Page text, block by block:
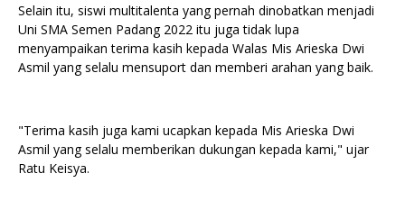
Selain itu, siswi multitalenta yang pernah dinobatkan menjadi
Uni SMA Semen Padang 2022 itu juga tidak lupa
menyampaikan terima kasih kepada Walas Mis Arieska Dwi
Asmil yang selalu mensuport dan memberi arahan yang baik.
"Terima kasih juga kami ucapkan kepada Mis Arieska Dwi
Asmil yang selalu memberikan dukungan kepada kami," ujar
Ratu Keisya.